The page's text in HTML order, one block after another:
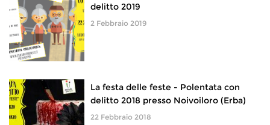
delitto 2019
2 Febbraio 2019
La festa delle feste - Polentata con
delitto 2018 presso Noivoiloro (Erba)
22 Febbraio 2018